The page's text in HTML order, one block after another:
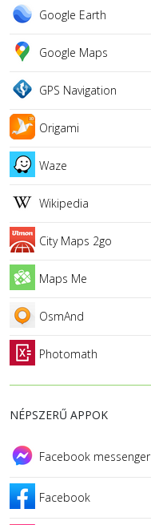
Google Earth
Google Maps
GPS Navigation
Origami
Waze
Wikipedia
City Maps 2go
Maps Me
OsmAnd
Photomath
NÉPSZERŰ APPOK
Facebook messenger
Facebook